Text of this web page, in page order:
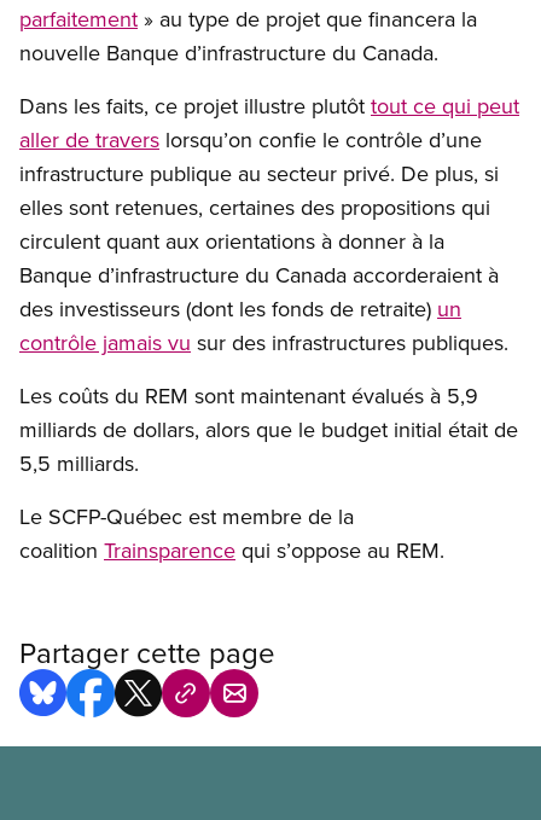
parfaitement » au type de projet que financera la
nouvelle Banque d’infrastructure du Canada.
Dans les faits, ce projet illustre plutôt tout ce qui peut
aller de travers lorsqu’on confie le contrôle d’une
infrastructure publique au secteur privé. De plus, si
elles sont retenues, certaines des propositions qui
circulent quant aux orientations à donner à la
Banque d’infrastructure du Canada accorderaient à
des investisseurs (dont les fonds de retraite) un
contrôle jamais vu sur des infrastructures publiques.
Les coûts du REM sont maintenant évalués à 5,9
milliards de dollars, alors que le budget initial était de
5,5 milliards.
Le SCFP-Québec est membre de la
coalition Trainsparence qui s’oppose au REM.
Partager cette page